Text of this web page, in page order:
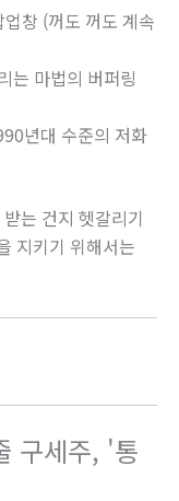
창 (꺼도 꺼도 계속
는 마법의 버퍼링
년대 수준의 저화
는 건지 헷갈리기
지키기 위해서는
구세주, '통